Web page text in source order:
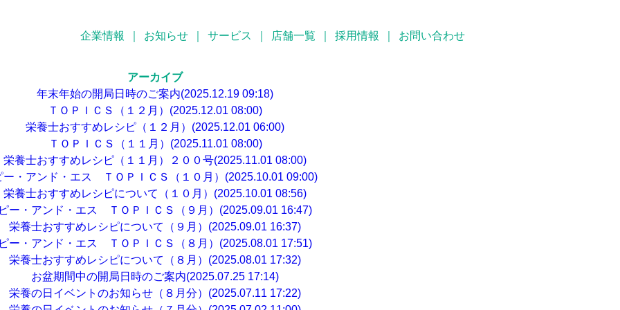
企業情報
お知らせ サービス 店舗一覧 採用情報 お問い合わせ
アーカイブ
年末年始の開局日時のご案内(2025.12.19 09:18)
ＴＯＰＩＣＳ（１２月）(2025.12.01 08:00)
栄養士おすすめレシピ（１２月）(2025.12.01 06:00)
ＴＯＰＩＣＳ（１１月）(2025.11.01 08:00)
栄養士おすすめレシピ（１１月）２００号(2025.11.01 08:00)
ー・アンド・エス ＴＯＰＩＣＳ（１０月）(2025.10.01 09:00)
栄養士おすすめレシピについて（１０月）(2025.10.01 08:56)
ピー・アンド・エス ＴＯＰＩＣＳ（９月）(2025.09.01 16:47)
栄養士おすすめレシピについて（９月）(2025.09.01 16:37)
ピー・アンド・エス ＴＯＰＩＣＳ（８月）(2025.08.01 17:51)
栄養士おすすめレシピについて（８月）(2025.08.01 17:32)
お盆期間中の開局日時のご案内(2025.07.25 17:14)
栄養の日イベントのお知らせ（８月分）(2025.07.11 17:22)